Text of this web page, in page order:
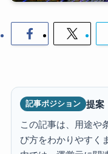
記事ポジション 提案
この記事は、用途や
び方をわかりやすく